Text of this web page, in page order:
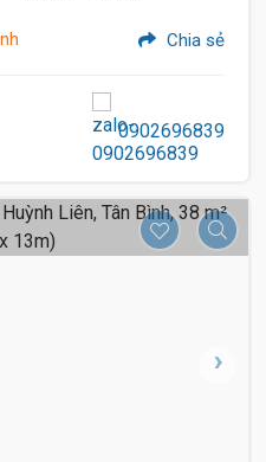
Chia sẻ
0902696839